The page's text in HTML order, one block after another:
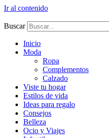
Ir al contenido
Buscar
Inicio
Moda
Ropa
Complementos
Calzado
Viste tu hogar
Estilos de vida
Ideas para regalo
Consejos
Belleza
Ocio y Viajes